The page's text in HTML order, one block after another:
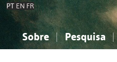
PT EN FR
Sobre Pesquisa